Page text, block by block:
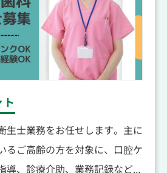
生士業務をお任せします。主に
るご高齢の方を対象に、口腔ケ
導、診療介助、業務記録などを